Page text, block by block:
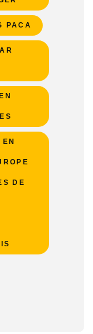
PACA
DE